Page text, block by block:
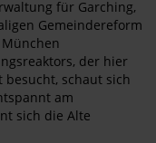
für Garching,
Gemeindereform
der hier
schaut sich
am
sich die Alte